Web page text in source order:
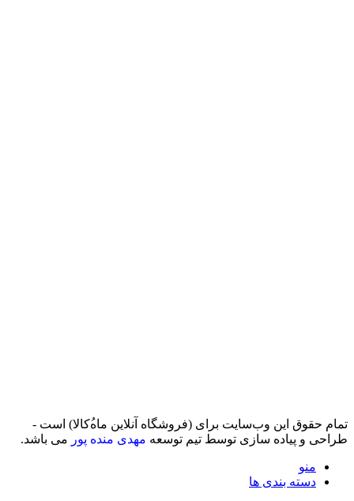
تمام حقوق اين وب‌سايت برای (فروشگاه آنلاین ماه‌‌‌‌‌‌ُکالا) است -
طراحی و پیاده سازی توسط تیم توسعه مهدی منده پور می باشد.
منو
دسته بندی ها